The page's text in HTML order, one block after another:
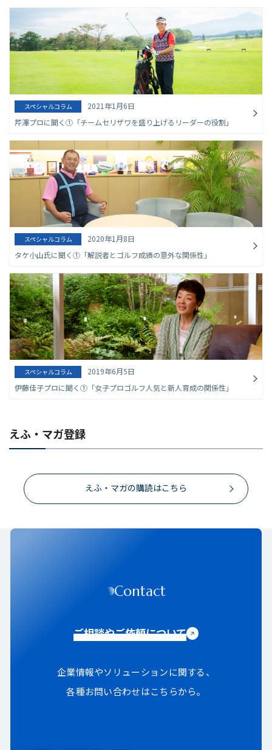
スペシャルコラム
2021年1月6日
芹澤プロに聞く①「チームセリザワを盛り上げるリーダーの役割」
スペシャルコラム
2020年1月8日
タケ小山氏に聞く①「解説者とゴルフ成績の意外な関係性」
スペシャルコラム
2019年6月5日
伊藤佳子プロに聞く①「女子プロゴルフ人気と新人育成の関係性」
えふ・マガ登録
えふ・マガの購読はこちら
Contact
ご相談やご依頼について
企業情報やソリューションに関する、
各種お問い合わせはこちらから。